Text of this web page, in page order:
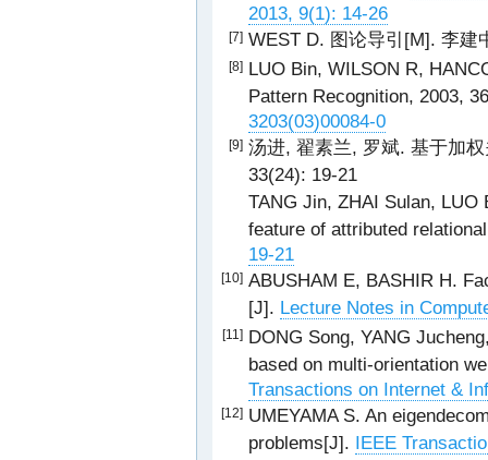
2013, 9(1): 14-26
[7] WEST D. 图论导引[M]. 李建
[8] LUO Bin, WILSON R,
Pattern Recognition, 2003,
3203(03)00084-0
[9] 汤进, 翟素兰, 罗斌. 基于加
33(24): 19-21
TANG Jin, ZHAI Sulan,
feature of attributed
19-21
[10] ABUSHAM E, BASHIR H.
[J]. Lecture Notes in
[11] DONG Song, YANG
based on multi-orientation
Transactions on Internet &
[12] UMEYAMA S. An
problems[J]. IEEE